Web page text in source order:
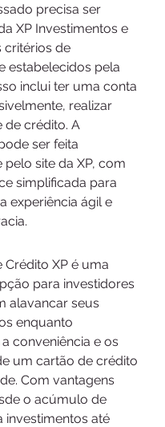
precisa ser
XP Investimentos e
critérios de
estabelecidos pela
inclui ter uma conta
realizar
de crédito. A
ser feita
pelo site da XP, com
simplificada para
experiência ágil e
Crédito XP é uma
para investidores
alavancar seus
enquanto
conveniência e os
um cartão de crédito
Com vantagens
o acúmulo de
investimentos até